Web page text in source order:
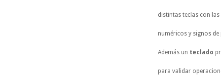
distintas teclas con
numéricos y signos
Además un teclado
para validar